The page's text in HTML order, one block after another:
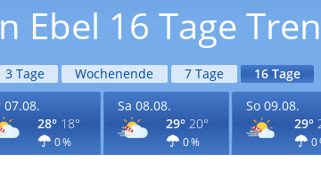
Ebel 16 Tage
3 Tage Wochenende 7 Tage 16 Tage
07.08.
28° 18°
0 %
Sa 08.08.
29° 20°
0 %
So 09.08.
29°
0